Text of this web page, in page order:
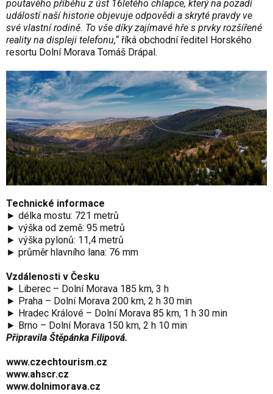
poutavého příběhu z úst 16letého chlapce, který na pozadí
událostí naší historie objevuje odpovědi a skryté pravdy ve
své vlastní rodině. To vše díky zajímavé hře s prvky rozšířené
reality na displeji telefonu,“říká obchodní ředitel Horského
resortu Dolní Morava Tomáš Drápal.
Technické informace
► délka mostu: 721 metrů
► výška od země: 95 metrů
► výška pylonů: 11,4 metrů
► průměr hlavního lana: 76 mm
Vzdálenosti v Česku
► Liberec – Dolní Morava 185 km, 3 h
► Praha – Dolní Morava 200 km, 2 h 30 min
► Hradec Králové – Dolní Morava 85 km, 1 h 30 min
► Brno – Dolní Morava 150 km, 2 h 10 min
Připravila Štěpánka Filipová.
www.czechtourism.cz
www.ahscr.cz
www.dolnimorava.cz